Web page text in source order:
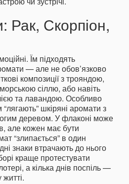
Рак, Скорпіон,
Їм підходять
— але не обов’язково
композиції з трояндою,
сіллю, або навіть
та лавандою. Особливо
шкіряні аромати з
деревом. У флаконі може
але кожен має бути
“злипається” в один
знаки втрачають до нього
краще протестувати
а кілька днів поспіль —